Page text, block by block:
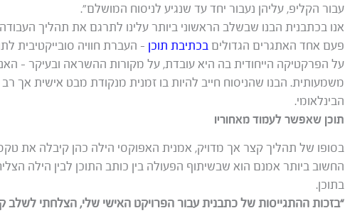
עבור הקליפ, עליהן נעבור יחד עד שנגיע לניסוח המושלם”.
אנו בכתבנית הבנו שבשלב הראשוני ביותר עלינו לתרגם את תהליך
פעם אחד האתגרים הגדולים בכתיבת תוכן – העברת חוויה סובייקטיבית
על הפרקטיקה הייחודית בה היא עובדת, על מקורות ההשראה ובעיקר –
משמעותית. הבנו שהניסוח חייב להיות בו זמנית מנקודת מבט אישית אך רב
הבינלאומי.
תוכן שאפשר לעמוד מאחוריו
בסופו של תהליך קצר אך מדויק, אמנית האפוקסי הילה כהן קיבלה את
החשוב ביותר אמנם הוא שבשיתוף הפעולה בין כותב התוכן לבין הילה
בתוכן.
“בזכות ההתגייסות של כתבנית עבור הפרויקט האישי שלי, הצלחתי לשלב